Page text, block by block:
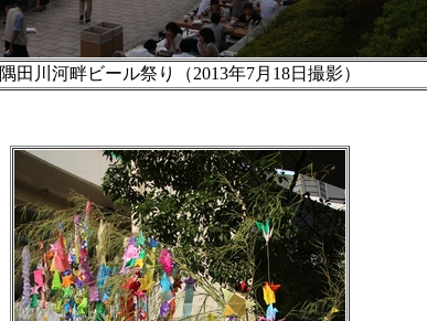
隅田川河畔ビール祭り（2013年7月18日撮影）